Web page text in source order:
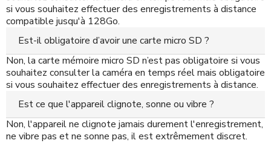
si vous souhaitez effectuer des enregistrements à distance
compatible jusqu'à 128Go.
Est-il obligatoire d’avoir une carte micro SD ?
Non, la carte mémoire micro SD n’est pas obligatoire si vous
souhaitez consulter la caméra en temps réel mais obligatoire
si vous souhaitez effectuer des enregistrements à distance.
Est ce que l'appareil clignote, sonne ou vibre ?
Non, l'appareil ne clignote jamais durement l'enregistrement,
ne vibre pas et ne sonne pas, il est extrêmement discret.